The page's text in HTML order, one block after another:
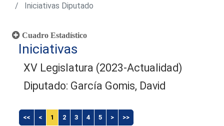
Iniciativas Diputado
Cuadro Estadístico
Iniciativas
XV Legislatura (2023-Actualidad)
Diputado: García Gomis, David
<< < 1 2 3 4 5 > >>